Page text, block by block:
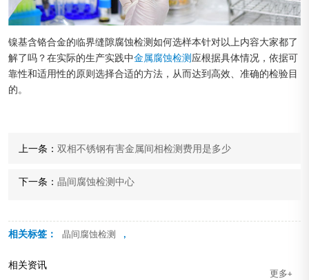
镍基含铬合金的临界缝隙腐蚀检测如何选样本针对以上内容大家都了
解了吗？在实际的生产实践中金属腐蚀检测 应根据具体情况，依据可
靠性和适用性的原则选择合适的方法，从而达到高效、准确的检验目
的。
上一条： 双相不锈钢有害金属间相检测费用是多少
下一条： 晶间腐蚀检测中心
相关标签： 晶间腐蚀检测 ,
相关资讯
更多+